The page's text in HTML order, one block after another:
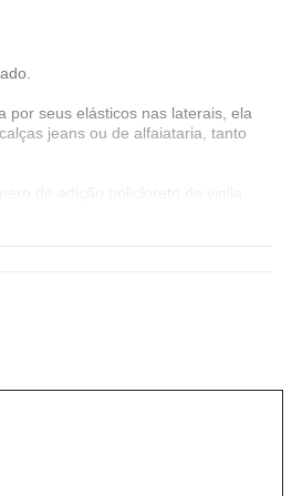
por seus elásticos nas laterais, ela
jeans ou de alfaiataria, tanto
de adição policloreto de vinila,
Os resultados da sua utilização
as consumidoras: Classe,